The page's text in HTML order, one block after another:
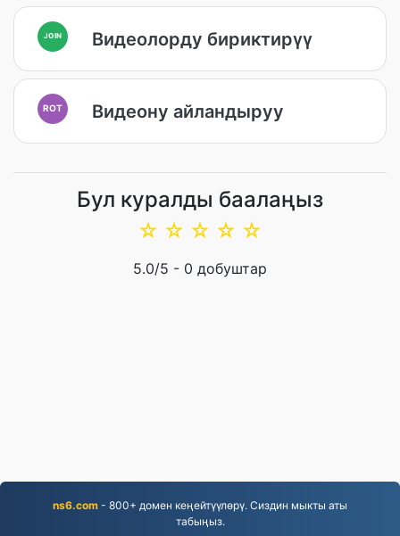
JOIN Видеолорду бириктирүү
ROT Видеону айландыруу
Бул куралды баалаңыз
☆
☆
☆
☆
☆
5.0/5 - 0 добуштар
ns6.com - 800+ домен кеңейтүүлөрү. Сиздин мыкты аты
табыңыз.